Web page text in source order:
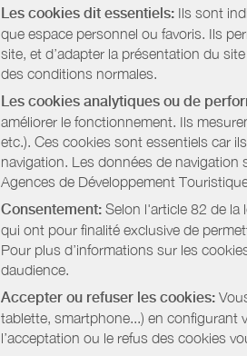
Les cookies dit essentiels: Ils sont
que espace personnel ou favoris. Ils
site, et d’adapter la présentation du
des conditions normales.
Les cookies analytiques ou de
améliorer le fonctionnement. Ils
etc.). Ces cookies sont essentiels car
navigation. Les données de navigation
Agences de Développement
Consentement: Selon l'article 82 de
qui ont pour finalité exclusive de
Pour plus d’informations sur les
daudience.
Accepter ou refuser les cookies:
tablette, smartphone...) en configurant
l’acceptation ou le refus des cookies